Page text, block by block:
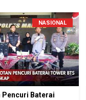
NASIONAL
Pencuri Baterai